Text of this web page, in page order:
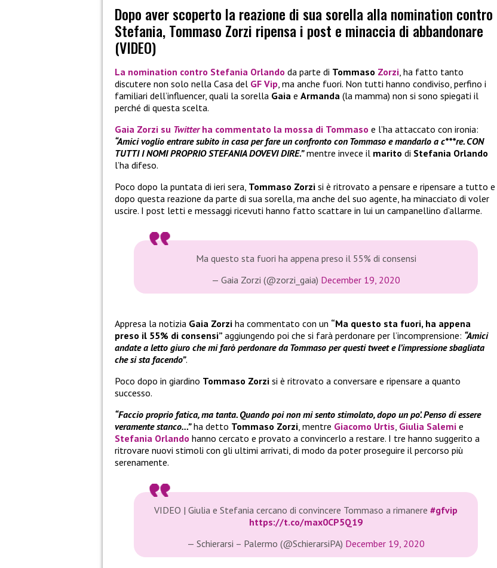
Dopo aver scoperto la reazione di sua sorella alla nomination contro
Stefania, Tommaso Zorzi ripensa i post e minaccia di abbandonare
(VIDEO)
La nomination contro Stefania Orlando da parte di Tommaso Zorzi, ha fatto tanto
discutere non solo nella Casa del GF Vip, ma anche fuori. Non tutti hanno condiviso, perfino i
familiari dell’influencer, quali la sorella Gaia e Armanda (la mamma) non si sono spiegati il
perché di questa scelta.
Gaia Zorzi su Twitterha commentato la mossa di Tommaso e l’ha attaccato con ironia:
“Amici voglio entrare subito in casa per fare un confronto con Tommaso e mandarlo a c***re. CON
TUTTI I NOMI PROPRIO STEFANIA DOVEVI DIRE.”mentre invece il marito di Stefania Orlando
l’ha difeso.
Poco dopo la puntata di ieri sera, Tommaso Zorzi si è ritrovato a pensare e ripensare a tutto e
dopo questa reazione da parte di sua sorella, ma anche del suo agente, ha minacciato di voler
uscire. I post letti e messaggi ricevuti hanno fatto scattare in lui un campanellino d’allarme.
Ma questo sta fuori ha appena preso il 55% di consensi
— Gaia Zorzi (@zorzi_gaia) December 19, 2020
Appresa la notizia Gaia Zorzi ha commentato con un “Ma questo sta fuori, ha appena
preso il 55% di consensi” aggiungendo poi che si farà perdonare per l’incomprensione: “Amici
andate a letto giuro che mi farò perdonare da Tommaso per questi tweet e l’impressione sbagliata
che si sta facendo”.
Poco dopo in giardino Tommaso Zorzi si è ritrovato a conversare e ripensare a quanto
successo.
“Faccio proprio fatica, ma tanta. Quando poi non mi sento stimolato, dopo un po’. Penso di essere
veramente stanco…”ha detto Tommaso Zorzi, mentre Giacomo Urtis, Giulia Salemi e
Stefania Orlando hanno cercato e provato a convincerlo a restare. I tre hanno suggerito a
ritrovare nuovi stimoli con gli ultimi arrivati, di modo da poter proseguire il percorso più
serenamente.
VIDEO | Giulia e Stefania cercano di convincere Tommaso a rimanere #gfvip
https://t.co/max0CP5Q19
— Schierarsi – Palermo (@SchierarsiPA) December 19, 2020